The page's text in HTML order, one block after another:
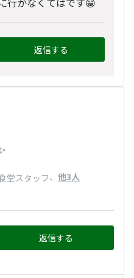
返信する
堂スタッフ、 他3人
返信する